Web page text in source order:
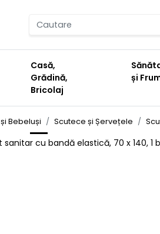
Casă,
Grădină,
Bricolaj
și
Bebeluși Scutece și Șervețele